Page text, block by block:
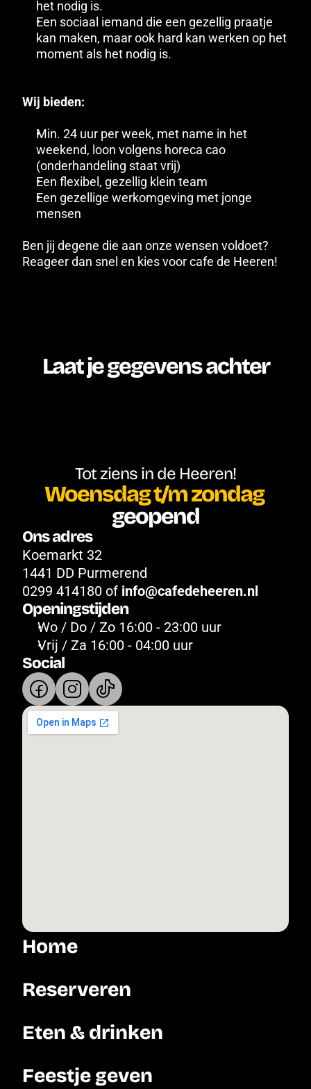
het nodig is.
Een sociaal iemand die een gezellig praatje
kan maken, maar ook hard kan werken op het
moment als het nodig is.
Wij bieden:
Min. 24 uur per week, met name in het
weekend, loon volgens horeca cao
(onderhandeling staat vrij)
Een flexibel, gezellig klein team
Een gezellige werkomgeving met jonge
mensen
Ben jij degene die aan onze wensen voldoet?
Reageer dan snel en kies voor cafe de Heeren!
Laat je gegevens achter
Tot ziens in de Heeren!
Woensdag t/m zondag
geopend
Ons adres
Koemarkt 32
1441 DD Purmerend
0299 414180 of info@cafedeheeren.nl
Openingstijden
Wo / Do / Zo 16:00 - 23:00 uur
Vrij / Za 16:00 - 04:00 uur
Social
Home
Reserveren
Eten & drinken
Feestje geven